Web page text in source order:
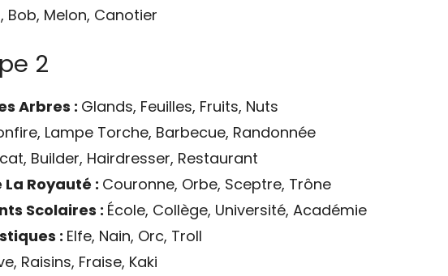
Bob, Melon, Canotier
2
Arbres : Glands, Feuilles, Fruits, Nuts
Lampe Torche, Barbecue, Randonnée
Builder, Hairdresser, Restaurant
La Royauté : Couronne, Orbe, Sceptre, Trône
Scolaires : École, Collège, Université, Académie
: Elfe, Nain, Orc, Troll
Raisins, Fraise, Kaki